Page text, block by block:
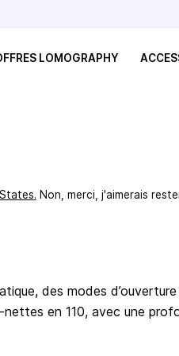
LOMOGRAPHY
. Non, merci, j'aimerais
des modes
en 110, avec une